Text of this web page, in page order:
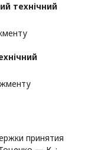
технічний
принятия